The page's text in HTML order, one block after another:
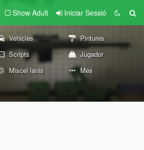
Show Adult Iniciar Sessió
Vehicles
Pintures
Scripts
Jugador
Miscel·lanis Més